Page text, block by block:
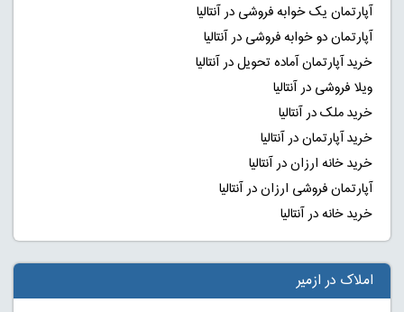
آپارتمان یک خوابه فروشی در آنتالیا
آپارتمان دو خوابه فروشی در آنتالیا
خرید آپارتمان آماده تحویل در آنتالیا
ویلا فروشی در آنتالیا
خرید ملک در آنتالیا
خرید آپارتمان در آنتالیا
خرید خانه ارزان در آنتالیا
آپارتمان فروشی ارزان در آنتالیا
خرید خانه در آنتالیا
املاک در ازمیر